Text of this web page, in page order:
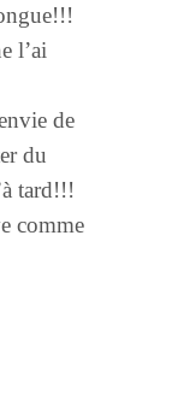
l’ai
de
du
tard!!!
comme